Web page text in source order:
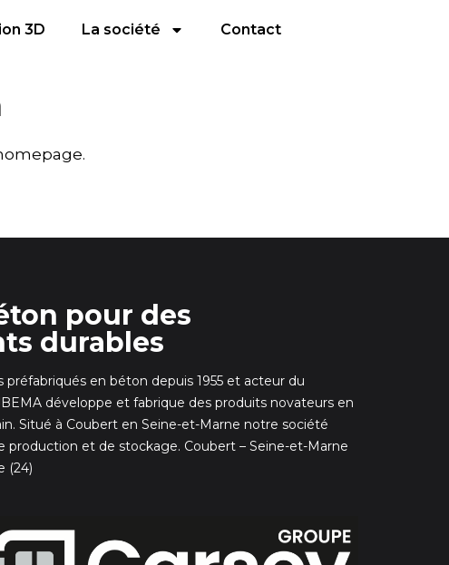
3D La société Contact
.
pour des
durables
préfabriqués en béton depuis 1955 et acteur du
développe et fabrique des produits novateurs en
Situé à Coubert en Seine-et-Marne notre société
production et de stockage. Coubert – Seine-et-Marne
(24)